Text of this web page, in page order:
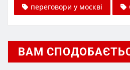
переговори у москві
ВАМ